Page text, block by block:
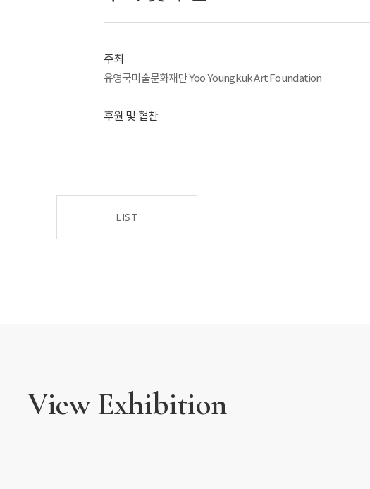
solo exhibition in Europe.
전시 제목 Title: 유영국: 무한 세계로의 여정
전시 기간 Date: 2024.4.20 - 11.24
Campo Santa Maria Formosa, Castello 5252, 30122 Venice
주최
유영국미술문화재단 Yoo Youngkuk Art Foundation
후원 및 협찬
LIST
View Exhibition